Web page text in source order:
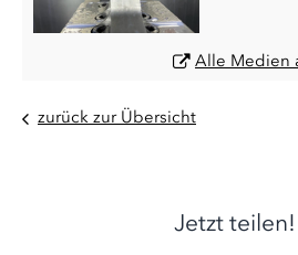
Alle Medien
zurück zur Übersicht
Jetzt teilen!